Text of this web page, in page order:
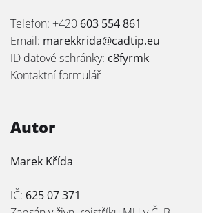
Telefon: +420 603 554 861
Email: marekkrida@cadtip.eu
ID datové schránky: c8fyrmk
Kontaktní formulář
Autor
Marek Křída
IČ: 625 07 371